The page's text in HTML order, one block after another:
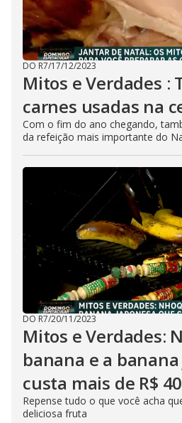
DO R7/17/12/2023
Mitos e Verdades :
carnes usadas na
Com o fim do ano chegando,
da refeição mais importante do
DO R7/20/11/2023
Mitos e Verdades:
banana e a
custa mais de R$
Repense tudo o que você acha
deliciosa fruta